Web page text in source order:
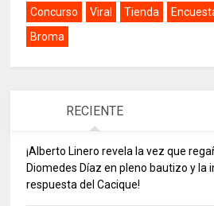
Concurso
Viral Tienda
Broma
RECIENTE
¡Alberto Linero revela la vez que
Diomedes Díaz en pleno bautizo y la
respuesta del Cacique!